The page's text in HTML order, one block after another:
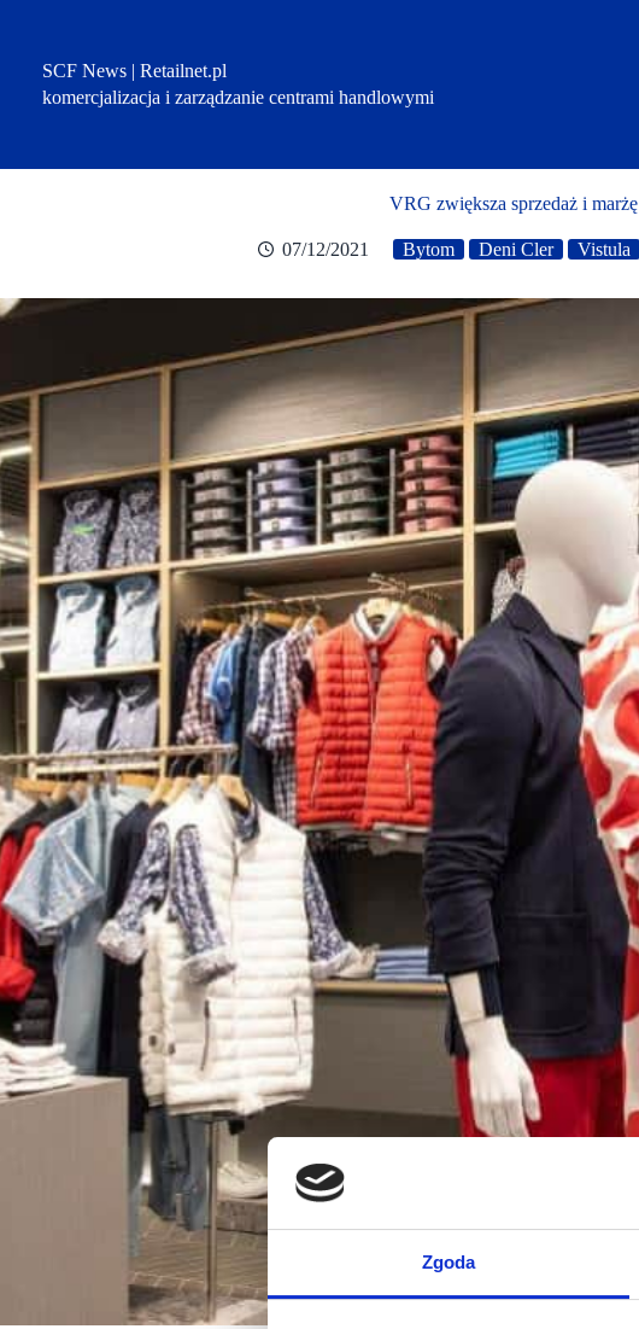
Zgoda
SCF News | Retailnet.pl
komercjalizacja i zarządzanie centrami handlowymi
VRG zwiększa sprzedaż i marżę
07/12/2021 Bytom Deni Cler Vistula